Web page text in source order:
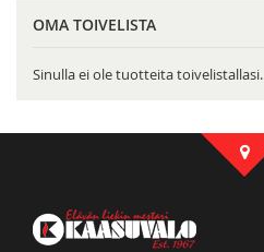
OMA TOIVELISTA
Sinulla ei ole tuotteita toivelistallasi.